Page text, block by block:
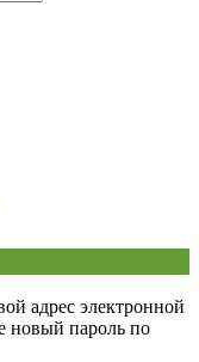
адрес электронной
новый пароль по